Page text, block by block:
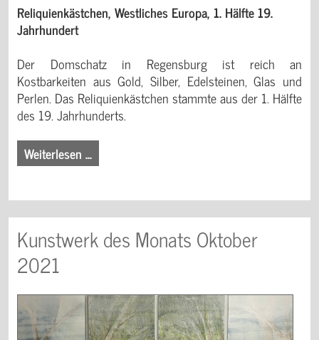
Reliquienkästchen, Westliches Europa, 1. Hälfte 19.
Jahrhundert
Der Domschatz in Regensburg ist reich an
Kostbarkeiten aus Gold, Silber, Edelsteinen, Glas und
Perlen. Das Reliquienkästchen stammte aus der 1. Hälfte
des 19. Jahrhunderts.
Weiterlesen …
Kunstwerk des Monats Oktober
2021